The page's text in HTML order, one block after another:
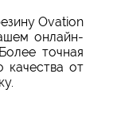
Ovation
онлайн-
точная
качества от